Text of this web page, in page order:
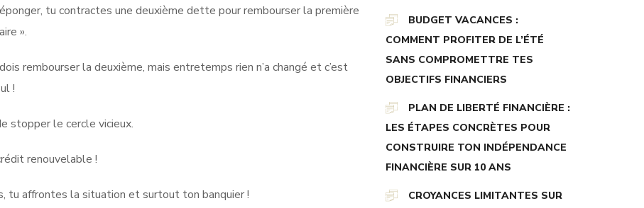
tu contractes une deuxième dette pour rembourser la première
».
rembourser la deuxième, mais entretemps rien n’a changé et c’est
!
stopper le cercle vicieux.
renouvelable !
tu affrontes la situation et surtout ton banquier !
BUDGET VACANCES :
COMMENT PROFITER DE L’ÉTÉ
SANS COMPROMETTRE TES
OBJECTIFS FINANCIERS
PLAN DE LIBERTÉ FINANCIÈRE :
LES ÉTAPES CONCRÈTES POUR
CONSTRUIRE TON INDÉPENDANCE
FINANCIÈRE SUR 10 ANS
CROYANCES LIMITANTES SUR